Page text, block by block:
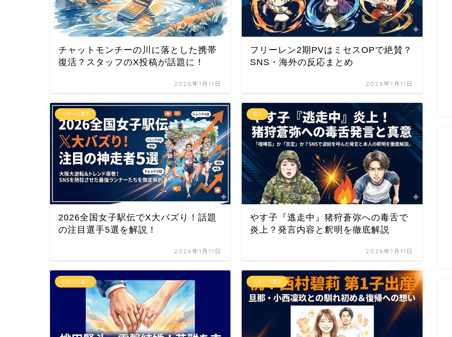
チャットモンチーの川に落とした携帯
復活？スタッフのX投稿が話題に！
2026年1月11日
フリーレン2期PVはミセスOPで絶賛？
SNS・海外の反応まとめ
2026年1月11日
スポーツ選手
2026全国女子駅伝でX大バズり！話題
の注目選手5選を解説！
2026年1月11日
芸人
やす子『逃走中』猪狩蒼弥への毒舌で
炎上？発言内容と釈明を徹底解説
2026年1月11日
スポーツ選手 スポーツ選手